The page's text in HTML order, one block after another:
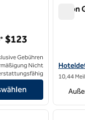
anzeigen
$123
Gebühren
Nicht
Hilton
10,44
1/11
nächstes Bild
1 von 12